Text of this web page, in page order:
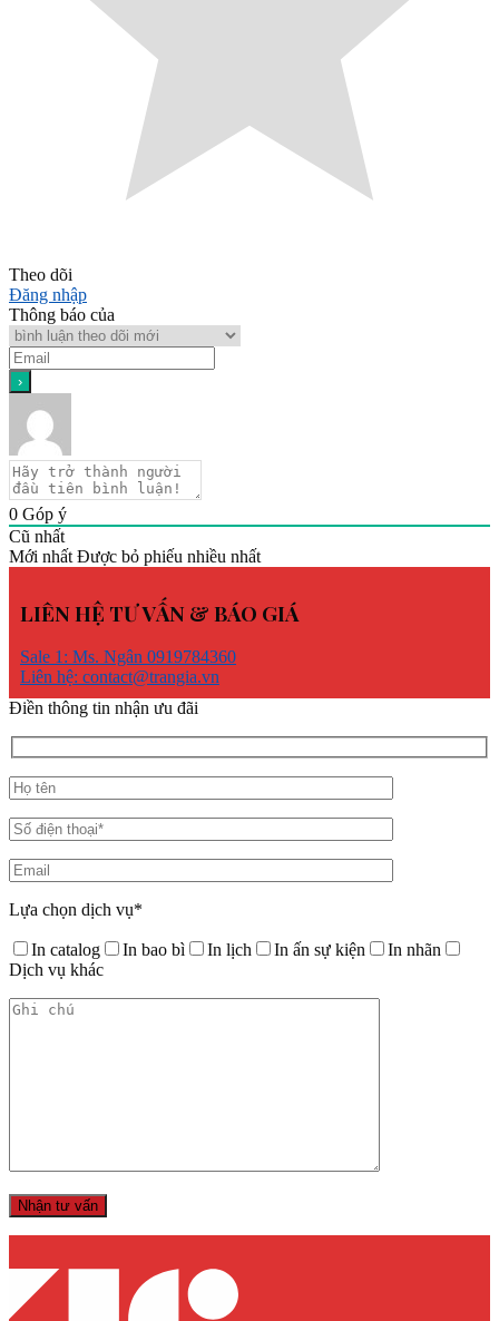
Theo dõi
Đăng nhập
Thông báo của
0 Góp ý
Cũ nhất
Mới nhất Được bỏ phiếu nhiều nhất
LIÊN HỆ TƯ VẤN & BÁO GIÁ
Sale 1: Ms. Ngân 0919784360
Liên hệ: contact@trangia.vn
Điền thông tin nhận ưu đãi
Lựa chọn dịch vụ*
In catalog In bao bì In lịch In ấn sự kiện
In nhãn
Dịch vụ khác